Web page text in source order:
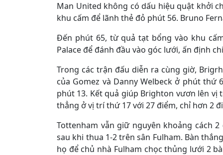
Man United không có dấu hiệu quật khởi
khu cấm để lãnh thẻ đỏ phút 56. Bruno
Đến phút 65, từ quả tạt bổng vào khu
Palace để đánh đầu vào góc lưới, ấn định
Trong các trận đấu diễn ra cùng giờ,
của Gomez và Danny Welbeck ở phút thứ
phút 13. Kết quả giúp Brighton vươn lên vị
thẳng ở vị trí thứ 17 với 27 điểm, chỉ hơn 2
Tottenham vẫn giữ nguyên khoảng cách
sau khi thua 1-2 trên sân Fulham. Bàn
họ để chủ nhà Fulham chọc thủng lưới 2